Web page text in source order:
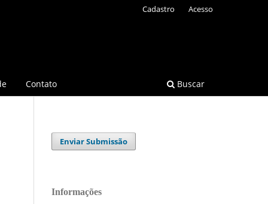
Contato Buscar
Cadastro Acesso
Enviar Submissão
Informações